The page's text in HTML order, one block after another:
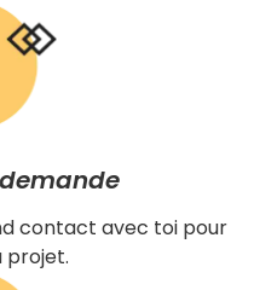
contact avec toi pour
projet.